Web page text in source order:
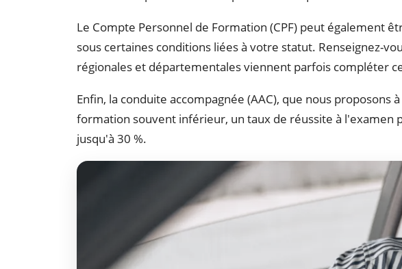
Le Compte Personnel de Formation (CPF) peut également
sous certaines conditions liées à votre statut. Renseignez-
régionales et départementales viennent parfois compléter
Enfin, la conduite accompagnée (AAC), que nous
formation souvent inférieur, un taux de réussite à l'examen
jusqu'à 30 %.